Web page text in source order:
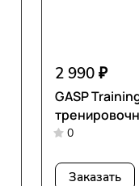
2 990 ₽
GASP Training Trunk Большая
0
Заказать